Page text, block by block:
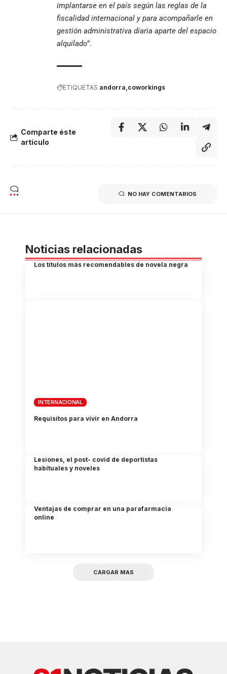
implantarse en el país según las reglas de la
fiscalidad internacional y para acompañarle en
gestión administrativa diaria aparte del espacio
alquilado”.
ETIQUETAS andorra coworkings
Comparte éste
artículo
NO HAY COMENTARIOS
Noticias relacionadas
Los títulos más recomendables de novela negra
INTERNACIONAL
Requisitos para vivir en Andorra
Lesiones, el post- covid de deportistas
habituales y noveles
Ventajas de comprar en una parafarmacia
online
CARGAR MAS